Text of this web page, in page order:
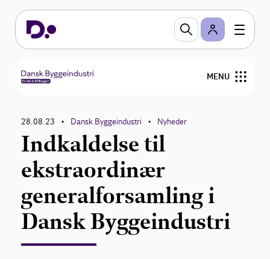
MENU
Råd og vejledninger
Nyheder
Om Dansk Byggeindustri
28.08.23 • Dansk Byggeindustri • Nyheder
Indkaldelse til
ekstraordinær
generalforsamling i
Dansk Byggeindustri